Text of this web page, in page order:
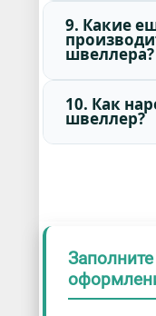
9. Какие
швеллера?
10. Как
швеллер?